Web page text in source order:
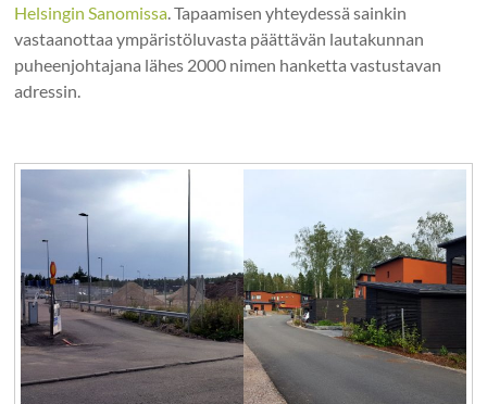
Helsingin Sanomissa. Tapaamisen yhteydessä sainkin
vastaanottaa ympäristöluvasta päättävän lautakunnan
puheenjohtajana lähes 2000 nimen hanketta vastustavan
adressin.